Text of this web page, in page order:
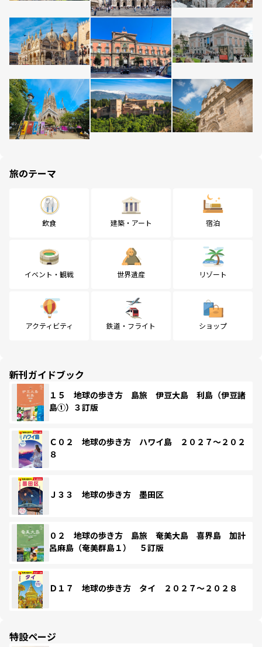
旅のテーマ
飲食 建築・アート 宿泊
イベント・観戦 世界遺産 リゾート
アクティビティ 鉄道・フライト ショップ
新刊ガイドブック
１５ 地球の歩き方 島旅 伊豆大島 利島（伊豆諸
島①）３訂版
Ｃ０２ 地球の歩き方 ハワイ島 ２０２７～２０２
８
Ｊ３３ 地球の歩き方 墨田区
０２ 地球の歩き方 島旅 奄美大島 喜界島 加計
呂麻島（奄美群島１） ５訂版
Ｄ１７ 地球の歩き方 タイ ２０２７～２０２８
特設ページ